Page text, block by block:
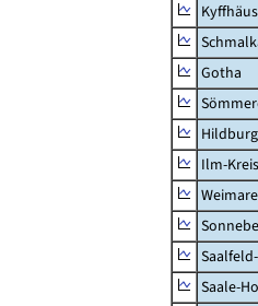
Gotha
Ilm-Kreis
Saale-